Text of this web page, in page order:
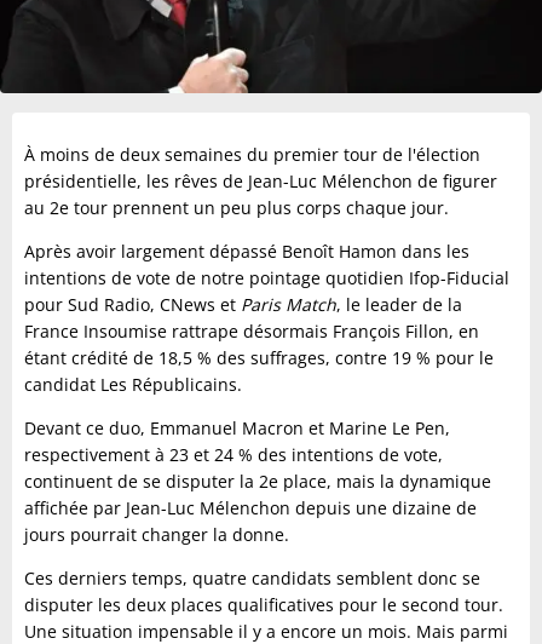
À moins de deux semaines du premier tour de l'élection
présidentielle, les rêves de Jean-Luc Mélenchon de figurer
au 2e tour prennent un peu plus corps chaque jour.
Après avoir largement dépassé Benoît Hamon dans les
intentions de vote de notre pointage quotidien Ifop-Fiducial
pour Sud Radio, CNews et Paris Match, le leader de la
France Insoumise rattrape désormais François Fillon, en
étant crédité de 18,5 % des suffrages, contre 19 % pour le
candidat Les Républicains.
Devant ce duo, Emmanuel Macron et Marine Le Pen,
respectivement à 23 et 24 % des intentions de vote,
continuent de se disputer la 2e place, mais la dynamique
affichée par Jean-Luc Mélenchon depuis une dizaine de
jours pourrait changer la donne.
Ces derniers temps, quatre candidats semblent donc se
disputer les deux places qualificatives pour le second tour.
Une situation impensable il y a encore un mois. Mais parmi